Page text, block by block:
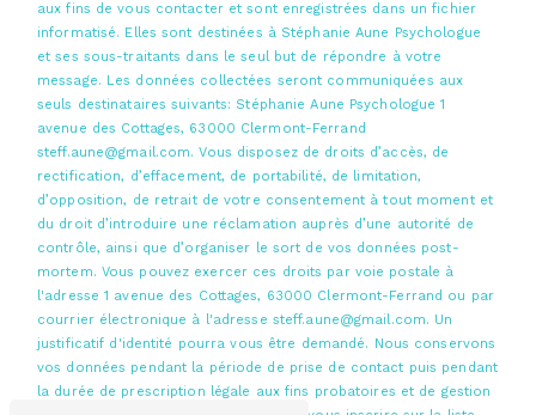
aux fins de vous contacter et sont enregistrées dans un fichier
informatisé. Elles sont destinées à Stéphanie Aune Psychologue
et ses sous-traitants dans le seul but de répondre à votre
message. Les données collectées seront communiquées aux
seuls destinataires suivants: Stéphanie Aune Psychologue 1
avenue des Cottages, 63000 Clermont-Ferrand
steff.aune@gmail.com. Vous disposez de droits d’accès, de
rectification, d’effacement, de portabilité, de limitation,
d’opposition, de retrait de votre consentement à tout moment et
du droit d’introduire une réclamation auprès d’une autorité de
contrôle, ainsi que d’organiser le sort de vos données post-
mortem. Vous pouvez exercer ces droits par voie postale à
l'adresse 1 avenue des Cottages, 63000 Clermont-Ferrand ou par
courrier électronique à l'adresse steff.aune@gmail.com. Un
justificatif d'identité pourra vous être demandé. Nous conservons
vos données pendant la période de prise de contact puis pendant
la durée de prescription légale aux fins probatoires et de gestion